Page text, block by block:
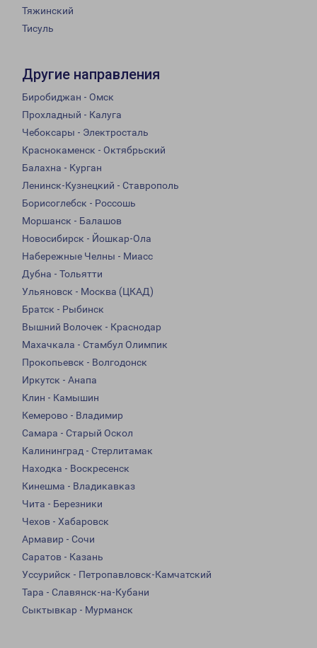
Тяжинский
Тисуль
Другие направления
Биробиджан - Омск
Прохладный - Калуга
Чебоксары - Электросталь
Краснокаменск - Октябрьский
Балахна - Курган
Ленинск-Кузнецкий - Ставрополь
Борисоглебск - Россошь
Моршанск - Балашов
Новосибирск - Йошкар-Ола
Набережные Челны - Миасс
Дубна - Тольятти
Ульяновск - Москва (ЦКАД)
Братск - Рыбинск
Вышний Волочек - Краснодар
Махачкала - Стамбул Олимпик
Прокопьевск - Волгодонск
Иркутск - Анапа
Клин - Камышин
Кемерово - Владимир
Самара - Старый Оскол
Калининград - Стерлитамак
Находка - Воскресенск
Кинешма - Владикавказ
Чита - Березники
Чехов - Хабаровск
Армавир - Сочи
Саратов - Казань
Уссурийск - Петропавловск-Камчатский
Тара - Славянск-на-Кубани
Сыктывкар - Мурманск